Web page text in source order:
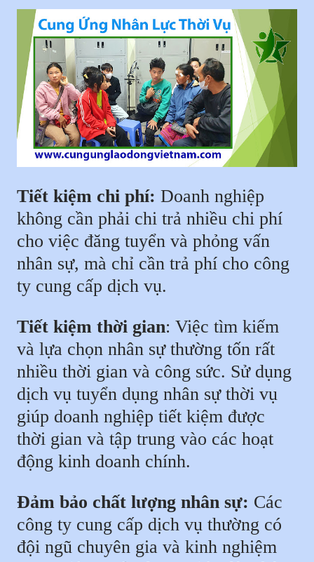
Tiết kiệm chi phí: Doanh nghiệp
không cần phải chi trả nhiều chi phí
cho việc đăng tuyển và phỏng vấn
nhân sự, mà chỉ cần trả phí cho công
ty cung cấp dịch vụ.
Tiết kiệm thời gian: Việc tìm kiếm
và lựa chọn nhân sự thường tốn rất
nhiều thời gian và công sức. Sử dụng
dịch vụ tuyển dụng nhân sự thời vụ
giúp doanh nghiệp tiết kiệm được
thời gian và tập trung vào các hoạt
động kinh doanh chính.
Đảm bảo chất lượng nhân sự: Các
công ty cung cấp dịch vụ thường có
đội ngũ chuyên gia và kinh nghiệm